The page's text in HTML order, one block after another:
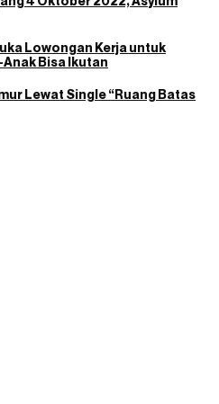
Lowongan Kerja untuk
Bisa Ikutan
Lewat Single “Ruang Batas